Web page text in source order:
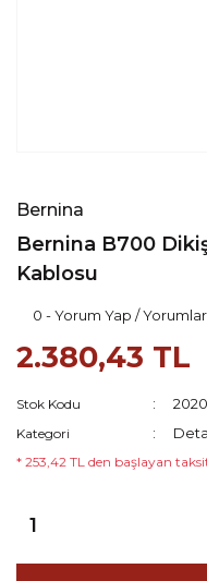
Bernina
Bernina B700
Kablosu
0 - Yorum Yap /
2.380,43 TL
Stok Kodu 2020
Kategori
* 253,42 TL den başlayan